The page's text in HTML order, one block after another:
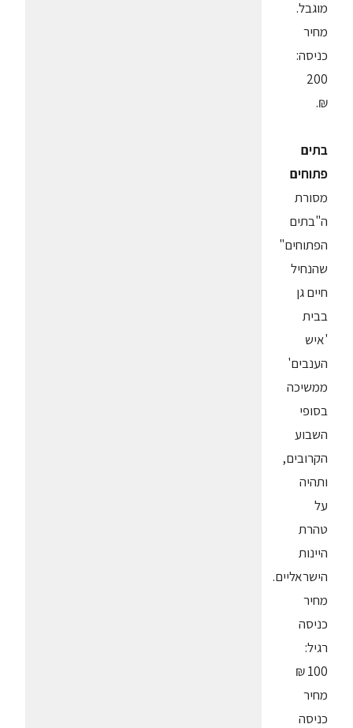
מוגבל.
מחיר
כניסה:
200
₪.
בתים
פתוחים
מסורת
ה"בתים
הפתוחים"
שהנחיל
חיים גן
בבית
'איש
הענבים'
ממשיכה
בסופי
השבוע
הקרובים,
ותהיה
על
טהרת
היינות
הישראליים.
מחיר
כניסה
רגיל:
100 ₪
מחיר
כניסה